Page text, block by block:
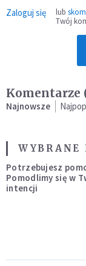
Zaloguj się lub
Twój
Komentarze
Najnowsze
WYBRANE
Potrzebujesz
Pomodlimy się w
intencji